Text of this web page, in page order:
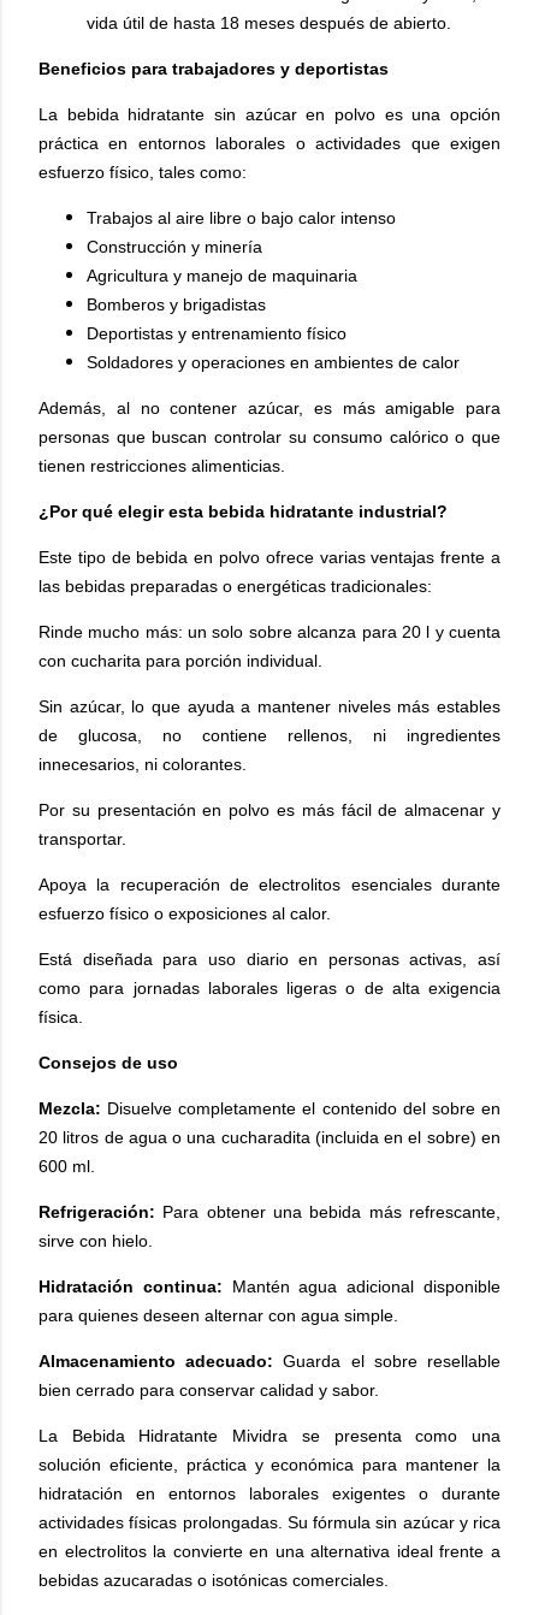
vida útil de hasta 18 meses después de abierto.
Beneficios para trabajadores y deportistas
La bebida hidratante sin azúcar en polvo es una opción
práctica en entornos laborales o actividades que exigen
esfuerzo físico, tales como:
Trabajos al aire libre o bajo calor intenso
Construcción y minería
Agricultura y manejo de maquinaria
Bomberos y brigadistas
Deportistas y entrenamiento físico
Soldadores y operaciones en ambientes de calor
Además, al no contener azúcar, es más amigable para
personas que buscan controlar su consumo calórico o que
tienen restricciones alimenticias.
¿Por qué elegir esta bebida hidratante industrial?
Este tipo de bebida en polvo ofrece varias ventajas frente a
las bebidas preparadas o energéticas tradicionales:
Rinde mucho más: un solo sobre alcanza para 20 l y cuenta
con cucharita para porción individual.
Sin azúcar, lo que ayuda a mantener niveles más estables
de glucosa, no contiene rellenos, ni ingredientes
innecesarios, ni colorantes.
Por su presentación en polvo es más fácil de almacenar y
transportar.
Apoya la recuperación de electrolitos esenciales durante
esfuerzo físico o exposiciones al calor.
Está diseñada para uso diario en personas activas, así
como para jornadas laborales ligeras o de alta exigencia
física.
Consejos de uso
Mezcla: Disuelve completamente el contenido del sobre en
20 litros de agua o una cucharadita (incluida en el sobre) en
600 ml.
Refrigeración: Para obtener una bebida más refrescante,
sirve con hielo.
Hidratación continua: Mantén agua adicional disponible
para quienes deseen alternar con agua simple.
Almacenamiento adecuado: Guarda el sobre resellable
bien cerrado para conservar calidad y sabor.
La Bebida Hidratante Mividra se presenta como una
solución eficiente, práctica y económica para mantener la
hidratación en entornos laborales exigentes o durante
actividades físicas prolongadas. Su fórmula sin azúcar y rica
en electrolitos la convierte en una alternativa ideal frente a
bebidas azucaradas o isotónicas comerciales.